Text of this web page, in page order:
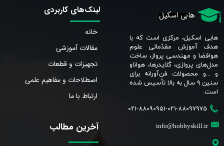
هابی اسکیل
هابی اسکیل، مرکزی است که با
هدف آموزش مقدّماتی علوم
هوافضا و مهندسی پرواز، ساخت
مدل‌های پروازی، گلایدرها، هواناو
و ...و محصولات فن‌آورانه برای
سنین ٩ سال به بالا تأسیس شده
است.​​​​​​​
021-88090951-021-88097975
info@hobbyskill.ir
لینک‌های کاربردی
خانه
مقالات آموزشی
تجهیزات و قطعات
اصطلاحات و مفاهیم علمی
ارتباط با ما
آخرین مطالب